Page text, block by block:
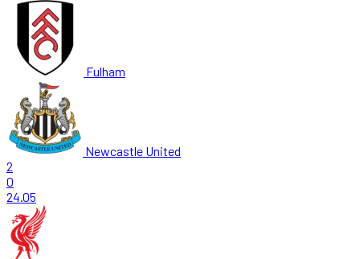
Fulham
Newcastle United
2
0
24.05